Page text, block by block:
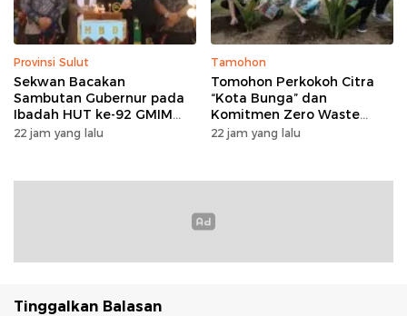
Provinsi Sulut
Sekwan Bacakan
Sambutan Gubernur pada
Ibadah HUT ke-92 GMIM
Syalom Molas: Ajakan
22 jam yang lalu
Tamohon
Tomohon Perkokoh Citra
“Kota Bunga” dan
Komitmen Zero Waste
lewat Penanaman Bunga
22 jam yang lalu
Tinggalkan Balasan